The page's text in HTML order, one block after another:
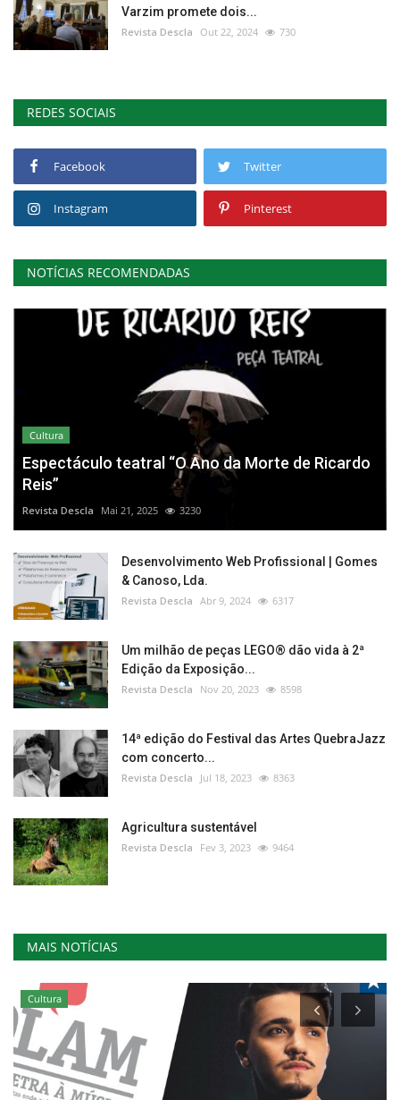
Varzim promete dois...
Revista Descla Out 22, 2024 730
REDES SOCIAIS
Facebook Twitter
Instagram Pinterest
NOTÍCIAS RECOMENDADAS
Cultura
Espectáculo teatral “O Ano da Morte de Ricardo
Reis”
Revista Descla Mai 21, 2025 3230
Desenvolvimento Web Profissional | Gomes
& Canoso, Lda.
Revista Descla Abr 9, 2024 6317
Um milhão de peças LEGO® dão vida à 2ª
Edição da Exposição...
Revista Descla Nov 20, 2023 8598
14ª edição do Festival das Artes QuebraJazz
com concerto...
Revista Descla Jul 18, 2023 8363
Agricultura sustentável
Revista Descla Fev 3, 2023 9464
MAIS NOTÍCIAS
Cultura